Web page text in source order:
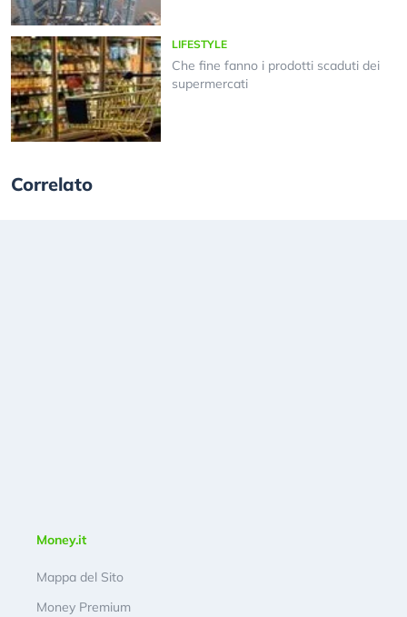
LIFESTYLE
Che fine fanno i prodotti scaduti dei
supermercati
Correlato
Money.it
Mappa del Sito
Money Premium